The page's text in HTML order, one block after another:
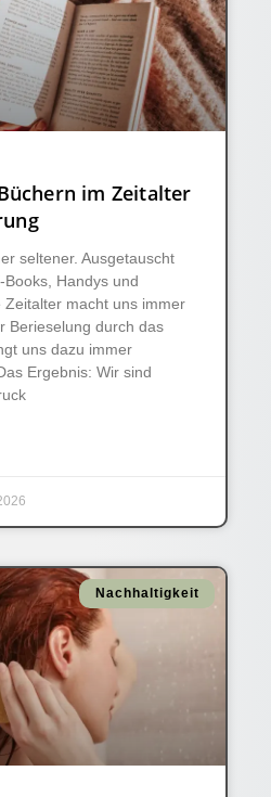
im Zeitalter
seltener. Ausgetauscht
Handys und
Zeitalter macht uns immer
Berieselung durch das
uns dazu immer
Ergebnis: Wir sind
Nachhaltigkeit